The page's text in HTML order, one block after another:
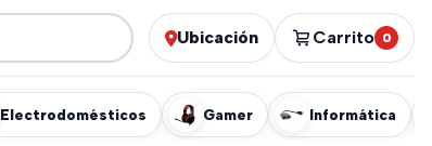
Ubicación Carrito 0
Electrodomésticos Gamer Informática